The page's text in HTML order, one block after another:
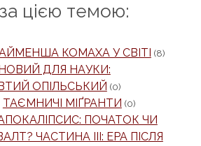
за цією темою:
КОМАХА У СВІТІ (8)
НОВИЙ ДЛЯ НАУКИ:
ОПІЛЬСЬКИЙ (0)
ТАЄМНИЧІ МІҐРАНТИ (0)
ПОЧАТОК ЧИ
ЧАСТИНА ІІІ: ЕРА ПІСЛЯ